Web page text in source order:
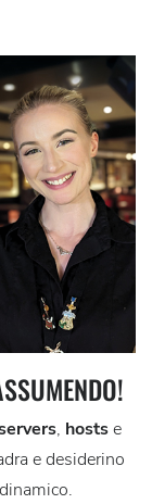
, hostse
e desiderino